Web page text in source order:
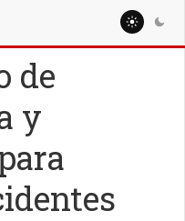
de
y